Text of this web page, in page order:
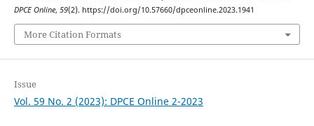
DPCE Online, 59(2). https://doi.org/10.57660/dpceonline.2023.1941
More Citation Formats
Issue
Vol. 59 No. 2 (2023): DPCE Online 2-2023